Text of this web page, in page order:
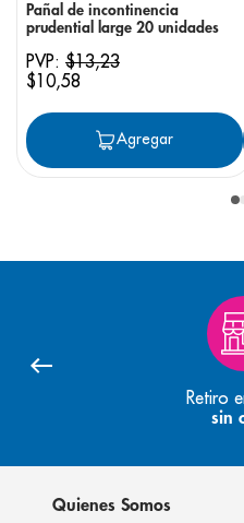
Pañal de incontinencia
prudential large 20 unidades
PVP: $13,23
$10,58
Agregar
Retiro
sin
Quienes Somos